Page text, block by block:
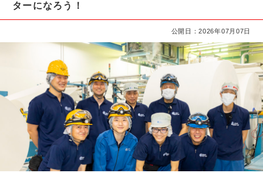
ターになろう！
公開日：2026年07月07日